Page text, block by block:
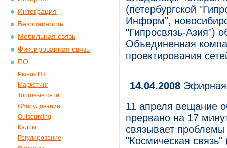
Интеграция
Безопасность
Мобильная связь
Фиксированная связь
ПО
Рынок ПК
Маркетинг
Торговые сети
Оборудование
Outsourcing
Кадры
Регулирование
(петербургской
Информ",
"Гипросвязь-Азия")
Объединенная
проектирования
14.04.2008 Эфирная
11 апреля вещание
прервано на 17
связывает
"Космическая